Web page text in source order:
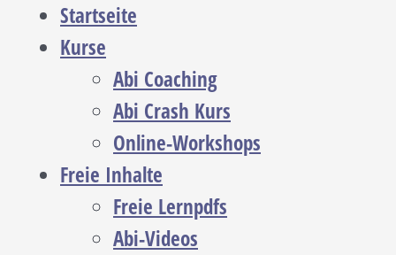
Startseite
Kurse
Abi Coaching
Abi Crash Kurs
Online-Workshops
Freie Inhalte
Freie Lernpdfs
Abi-Videos